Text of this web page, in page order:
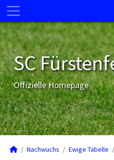
SC
Offizielle Homepage
Nachwuchs Ewige Tabelle